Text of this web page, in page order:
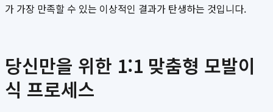
가 가장 만족할 수 있는 이상적인 결과가 탄생하는 것입니다.
당신만을 위한 1:1 맞춤형 모발이
식 프로세스